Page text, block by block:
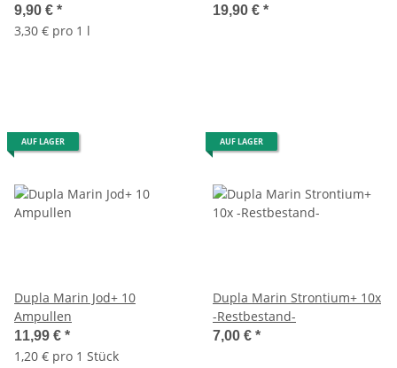
9,90 € *
3,30 € pro 1 l
19,90 € *
AUF LAGER
Dupla Marin Jod+ 10
Ampullen
11,99 € *
1,20 € pro 1 Stück
AUF LAGER
Dupla Marin Strontium+ 10x
-Restbestand-
7,00 € *